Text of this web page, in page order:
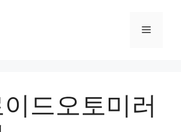
메
드오토미러